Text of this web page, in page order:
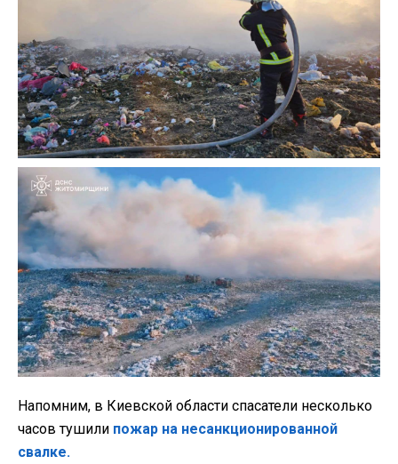
Напомним, в Киевской области спасатели несколько
часов тушили пожар на несанкционированной
свалке.